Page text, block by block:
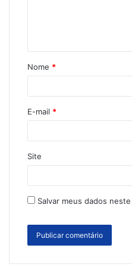
Nome *
E-mail *
Site
Salvar meus dados